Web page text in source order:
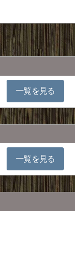
一覧を見る
一覧を見る